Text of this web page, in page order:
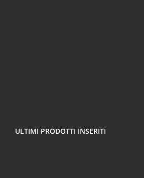
ULTIMI PRODOTTI INSERITI